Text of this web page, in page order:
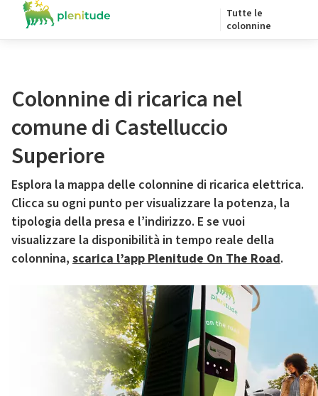
Tutte le
colonnine
Colonnine di ricarica nel
comune di Castelluccio
Superiore
Esplora la mappa delle colonnine di ricarica elettrica.
Clicca su ogni punto per visualizzare la potenza, la
tipologia della presa e l’indirizzo. E se vuoi
visualizzare la disponibilità in tempo reale della
colonnina, scarica l’app Plenitude On The Road.